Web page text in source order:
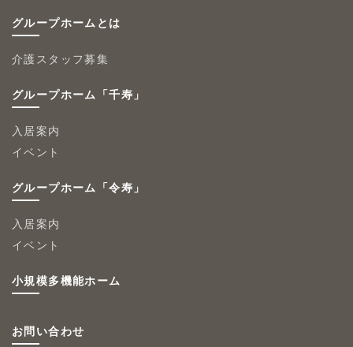
グループホームとは
介護スタッフ募集
グループホーム「千寿」
入居案内
イベント
グループホーム「令寿」
入居案内
イベント
小規模多機能ホーム
お問い合わせ